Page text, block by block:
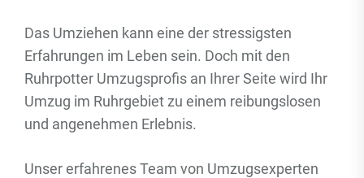
Das Umziehen kann eine der stressigsten
Erfahrungen im Leben sein. Doch mit den
Ruhrpotter Umzugsprofis an Ihrer Seite wird Ihr
Umzug im Ruhrgebiet zu einem reibungslosen
und angenehmen Erlebnis.
Unser erfahrenes Team von Umzugsexperten